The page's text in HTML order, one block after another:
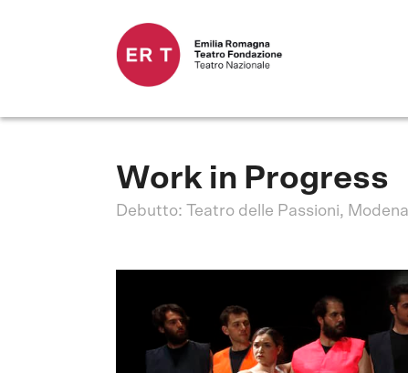
Work in Progress
Debutto: Teatro delle Passioni,